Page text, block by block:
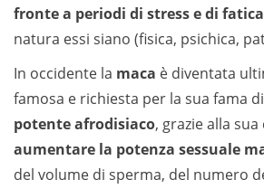
fronte a periodi di stress e di fatica
natura essi siano (fisica, psichica,
In occidente la maca è diventata
famosa e richiesta per la sua fama di
potente afrodisiaco, grazie alla
aumentare la potenza sessuale
del volume di sperma, del numero